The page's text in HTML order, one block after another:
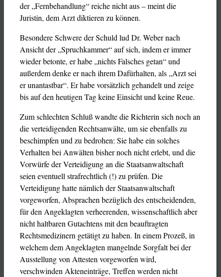
der „Fernbehandlung“ reiche nicht aus – meint die
Juristin, dem Arzt diktieren zu können.
Besondere Schwere der Schuld lud Dr. Weber nach
Ansicht der „Spruchkammer“ auf sich, indem er immer
wieder betonte, er habe „nichts Falsches getan“ und
außerdem denke er nach ihrem Dafürhalten, als „Arzt sei
er unantastbar“. Er habe vorsätzlich gehandelt und zeige
bis auf den heutigen Tag keine Einsicht und keine Reue.
Zum schlechten Schluß wandte die Richterin sich noch an
die verteidigenden Rechtsanwälte, um sie ebenfalls zu
beschimpfen und zu bedrohen: Sie habe ein solches
Verhalten bei Anwälten bisher noch nicht erlebt, und die
Vorwürfe der Verteidigung an die Staatsanwaltschaft
seien eventuell strafrechtlich (!) zu prüfen. Die
Verteidigung hatte nämlich der Staatsanwaltschaft
vorgeworfen, Absprachen bezüglich des entscheidenden,
für den Angeklagten verheerenden, wissenschaftlich aber
nicht haltbaren Gutachtens mit den beauftragten
Rechtsmedizinern getätigt zu haben. In einem Prozeß, in
welchem dem Angeklagten mangelnde Sorgfalt bei der
Ausstellung von Attesten vorgeworfen wird,
verschwinden Akteneinträge, Treffen werden nicht